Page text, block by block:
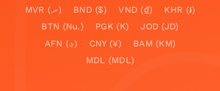
MVR (.ރ)
BND ($) VND (₫)
KHR (៛)
BTN (Nu.)
PGK (K)
JOD (JD)
AFN (؋)
CNY (¥)
BAM (KM)
MDL (MDL)